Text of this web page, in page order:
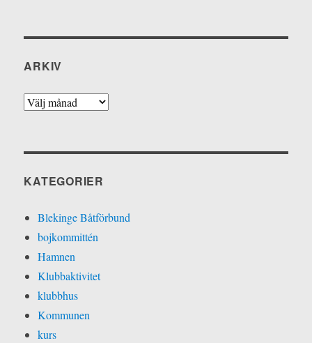
ARKIV
Arkiv
KATEGORIER
Blekinge Båtförbund
bojkommittén
Hamnen
Klubbaktivitet
klubbhus
Kommunen
kurs